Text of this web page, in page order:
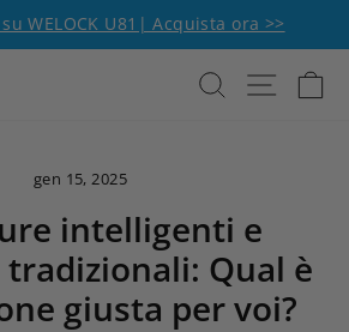
Metti in pausa la
WELOCK U81| Acquista ora >>
Ricerca
gen 15, 2025
intelligenti e
Qual è
giusta per voi?